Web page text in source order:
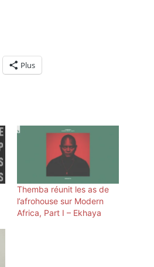
Plus
Themba réunit les as de
l’afrohouse sur Modern
Africa, Part I – Ekhaya